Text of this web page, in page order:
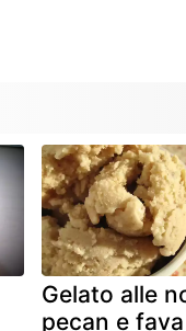
Gelato alle
pecan e fava